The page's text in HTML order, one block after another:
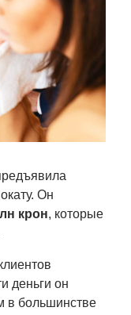
Он
крон, которые
деньги он
в большинстве